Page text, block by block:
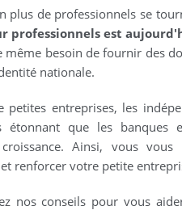
plus de professionnels se
professionnels est
même besoin de fournir des
nationale.
petites entreprises, les
que les banques
Ainsi, vous vous
renforcer votre petite
nos conseils pour vous